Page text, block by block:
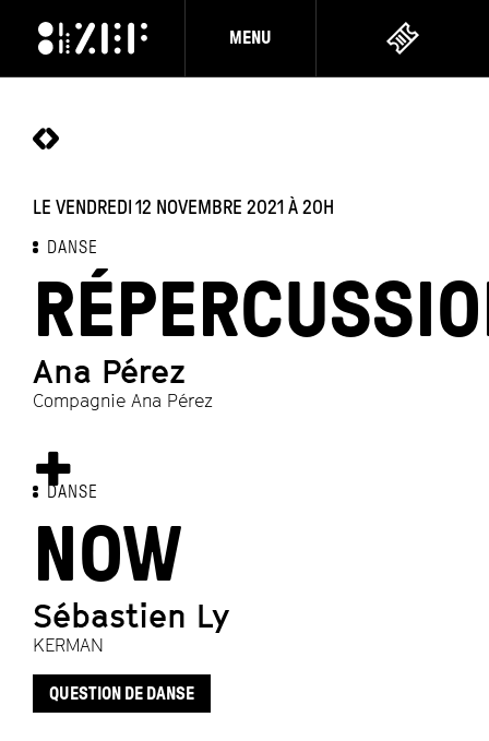
MENU
LE VENDREDI 12 NOVEMBRE 2021 À 20H
DANSE
Ana Pérez
Compagnie Ana Pérez
DANSE
NOW
Sébastien Ly
KERMAN
QUESTION DE DANSE